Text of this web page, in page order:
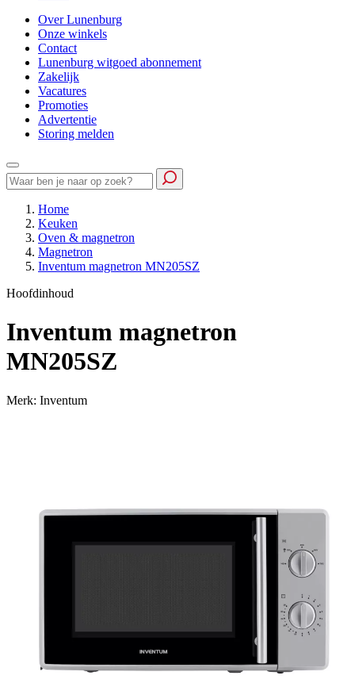
Over Lunenburg
Onze winkels
Contact
Lunenburg witgoed abonnement
Zakelijk
Vacatures
Promoties
Advertentie
Storing melden
Home
Keuken
Oven & magnetron
Magnetron
Inventum magnetron MN205SZ
Hoofdinhoud
Inventum magnetron
MN205SZ
Merk: Inventum